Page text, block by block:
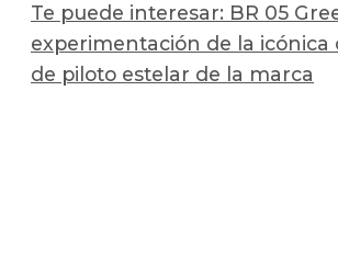
Te puede interesar: BR 05
experimentación de la icónica
de piloto estelar de la marca